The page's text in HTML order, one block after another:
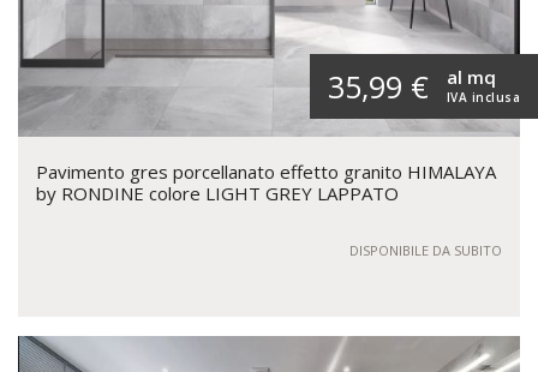
35,99 € IVA inclusa
al mq
Pavimento gres porcellanato effetto granito HIMALAYA
by RONDINE colore LIGHT GREY LAPPATO
DISPONIBILE DA SUBITO